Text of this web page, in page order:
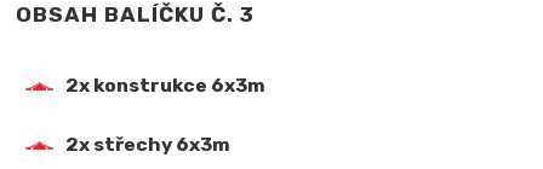
OBSAH BALÍČKU Č. 3
2x konstrukce 6x3m
2x střechy 6x3m